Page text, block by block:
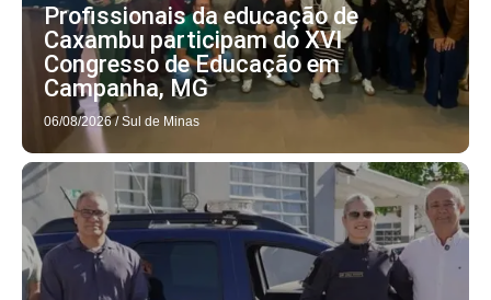
Profissionais da educação de
Caxambu participam do XVI
Congresso de Educação em
Campanha, MG
06/08/2026 / Sul de Minas